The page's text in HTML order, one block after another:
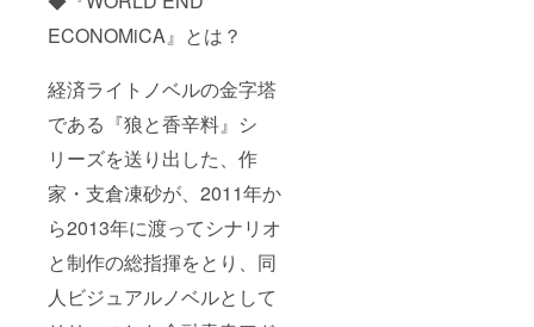
ECONOMiCA』とは？
経済ライトノベルの金字塔
である『狼と香辛料』シ
リーズを送り出した、作
家・支倉凍砂が、2011年か
ら2013年に渡ってシナリオ
と制作の総指揮をとり、同
人ビジュアルノベルとして